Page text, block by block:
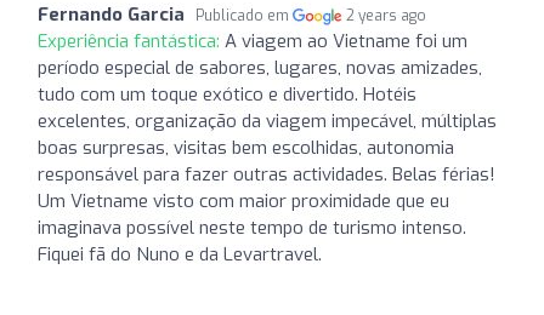
Fernando Garcia Publicado em 2 years ago
Experiência fantástica: A viagem ao Vietname foi um
período especial de sabores, lugares, novas amizades,
tudo com um toque exótico e divertido. Hotéis
excelentes, organização da viagem impecável, múltiplas
boas surpresas, visitas bem escolhidas, autonomia
responsável para fazer outras actividades. Belas férias!
Um Vietname visto com maior proximidade que eu
imaginava possível neste tempo de turismo intenso.
Fiquei fã do Nuno e da Levartravel.